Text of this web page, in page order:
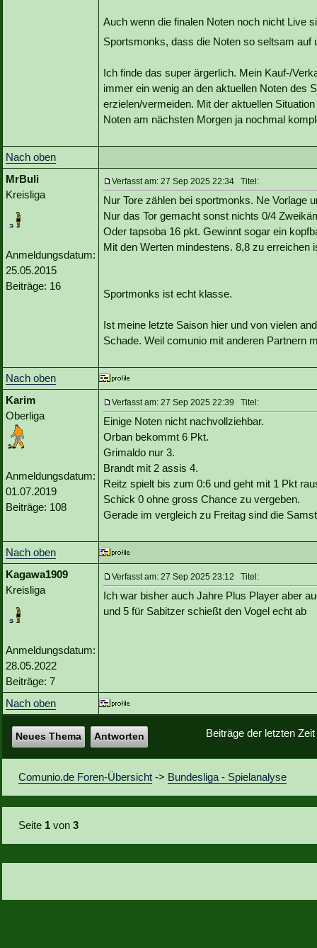
Auch wenn die finalen Noten noch nicht Live
Sportsmonks, dass die Noten so seltsam auf
Ich finde das super ärgerlich. Mein Kauf-/
immer ein wenig an den aktuellen Noten des
erzielen/vermeiden. Mit der aktuellen
Noten am nächsten Morgen ja nochmal
Nach oben
MrBuli
Kreisliga
Anmeldungsdatum:
25.05.2015
Beiträge: 16
Verfasst am: 27 Sep 2025 22:34 Titel:
Nur Tore zählen bei sportmonks. Ne Vorlage
Nur das Tor gemacht sonst nichts 0/4
Oder tapsoba 16 pkt. Gewinnt sogar ein
Mit den Werten mindestens. 8,8 zu erreichen
Sportmonks ist echt klasse.
Ist meine letzte Saison hier und von vielen
Schade. Weil comunio mit anderen Partnern
Nach oben
Karim
Oberliga
Anmeldungsdatum:
01.07.2019
Beiträge: 108
Verfasst am: 27 Sep 2025 22:39 Titel:
Einige Noten nicht nachvollziehbar.
Orban bekommt 6 Pkt.
Grimaldo nur 3.
Brandt mit 2 assis 4.
Reitz spielt bis zum 0:6 und geht mit 1 Pkt
Schick 0 ohne gross Chance zu vergeben.
Gerade im vergleich zu Freitag sind die
Nach oben
Kagawa1909
Kreisliga
Anmeldungsdatum:
28.05.2022
Beiträge: 7
Verfasst am: 27 Sep 2025 23:12 Titel:
Ich war bisher auch Jahre Plus Player aber
und 5 für Sabitzer schießt den Vogel echt ab
Nach oben
Beiträge der letzten
Neues Thema Antworten
Comunio.de Foren-Übersicht -> Bundesliga - Spielanalyse
Seite 1 von3